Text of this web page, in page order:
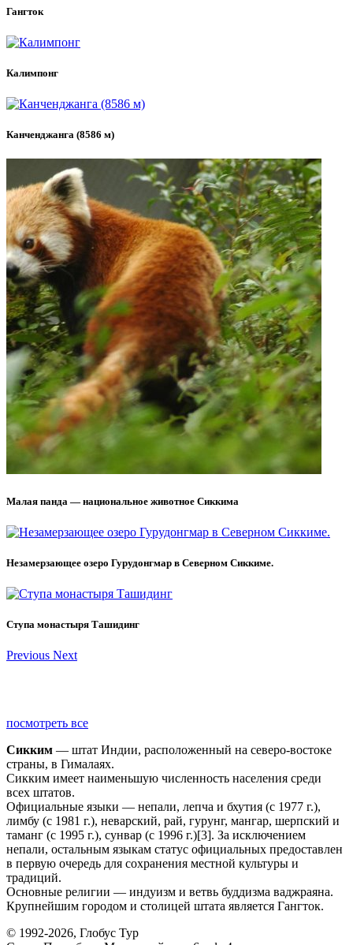
Гангток
Калимпонг
Канченджанга (8586 м)
Малая панда — национальное животное Сиккима
Незамерзающее озеро Гурудонгмар в Северном Сиккиме.
Ступа монастыря Ташидинг
Previous Next
посмотреть все
Сикким — штат Индии, расположенный на северо-востоке
страны, в Гималаях.
Сикким имеет наименьшую численность населения среди
всех штатов.
Официальные языки — непали, лепча и бхутия (с 1977 г.),
лимбу (с 1981 г.), неварский, рай, гурунг, мангар, шерпский и
таманг (с 1995 г.), сунвар (с 1996 г.)[3]. За исключением
непали, остальным языкам статус официальных предоставлен
в первую очередь для сохранения местной культуры и
традиций.
Основные религии — индуизм и ветвь буддизма ваджраяна.
Крупнейшим городом и столицей штата является Гангток.
© 1992-2026, Глобус Тур